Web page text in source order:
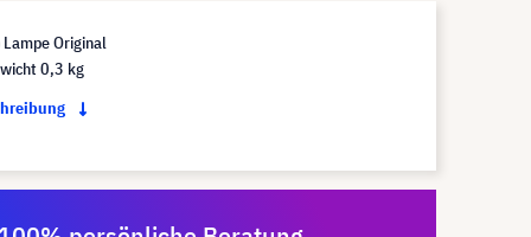
Original
0,3 kg